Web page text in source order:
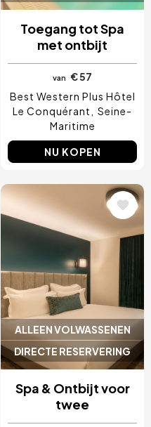
Toegang tot Spa
met ontbijt
van
€ 57
Best Western Plus Hôtel
Le Conquérant
Seine-
Maritime
NU KOPEN
ALLEEN VOLWASSENEN
DIRECTE RESERVERING
Afbeelding
Spa & Ontbijt voor
twee